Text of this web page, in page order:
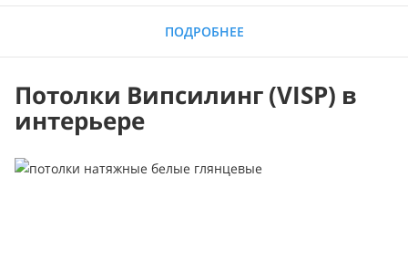
ПОДРОБНЕЕ
Потолки Випсилинг (VISP) в
интерьере